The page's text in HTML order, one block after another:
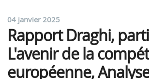
04 janvier 2025
Rapport Draghi,
L'avenir de la
européenne,